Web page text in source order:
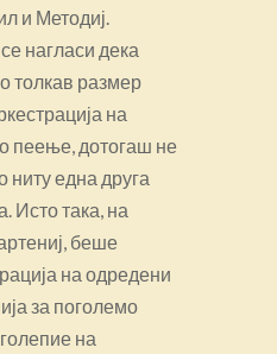
и Методиј.
нагласи дека
толкав размер
на
пеење, дотогаш не
ниту една друга
Исто така, на
беше
на одредени
за поголемо
на